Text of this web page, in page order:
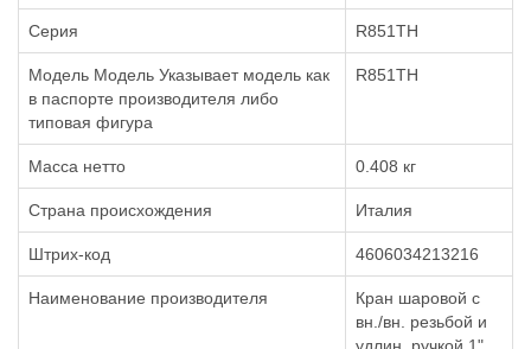
Серия R851TH
Модель Модель Указывает модель как
в паспорте производителя либо
типовая фигура
R851TH
Масса нетто 0.408 кг
Страна происхождения Италия
Штрих-код 4606034213216
Наименование производителя
Кран шаровой с
вн./вн. резьбой и